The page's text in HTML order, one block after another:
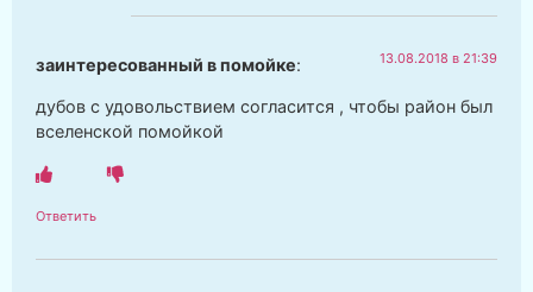
заинтересованный в помойке: 13.08.2018 в 21:39
дубов с удовольствием согласится , чтобы район был
вселенской помойкой
Ответить